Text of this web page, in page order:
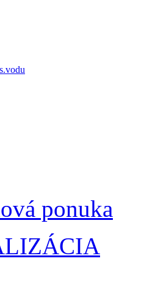
ponuka